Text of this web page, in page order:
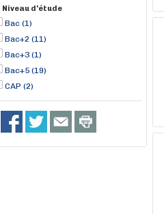
Niveau d'étude
Bac (1)
Bac+2 (11)
Bac+3 (1)
Bac+5 (19)
CAP (2)